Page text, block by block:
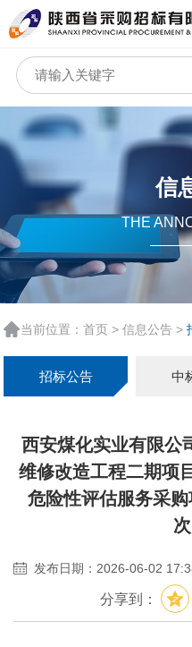
信
THE
招标公告 中
当前位置： 首页 > 信息公告 >
西安煤化实业有限公
维修改造工程二期项
危险性评估服务采
次
发布日期：2026-06-02
分享到：